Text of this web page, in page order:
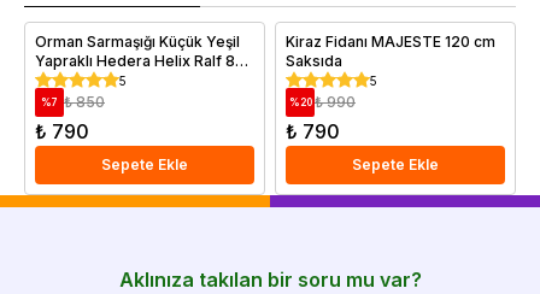
Orman Sarmaşığı Küçük Yeşil
Yapraklı Hedera Helix Ralf 80
100 cm BİR ALANA BİR
BEDAVA
5
%7 ₺ 850
₺ 790
Sepete Ekle
Kiraz Fidanı MAJESTE 120 cm
Saksıda
5
%20 ₺ 990
₺ 790
Sepete Ekle
Aklınıza takılan bir soru mu var?